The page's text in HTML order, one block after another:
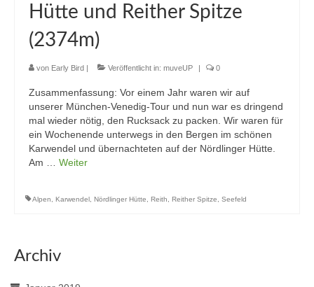
Hütte und Reither Spitze
(2374m)
von Early Bird Veröffentlicht in: muveUP 0
Zusammenfassung: Vor einem Jahr waren wir auf
unserer München-Venedig-Tour und nun war es dringend
mal wieder nötig, den Rucksack zu packen. Wir waren für
ein Wochenende unterwegs in den Bergen im schönen
Karwendel und übernachteten auf der Nördlinger Hütte.
Am … Weiter
Alpen, Karwendel, Nördlinger Hütte, Reith, Reither Spitze, Seefeld
Archiv